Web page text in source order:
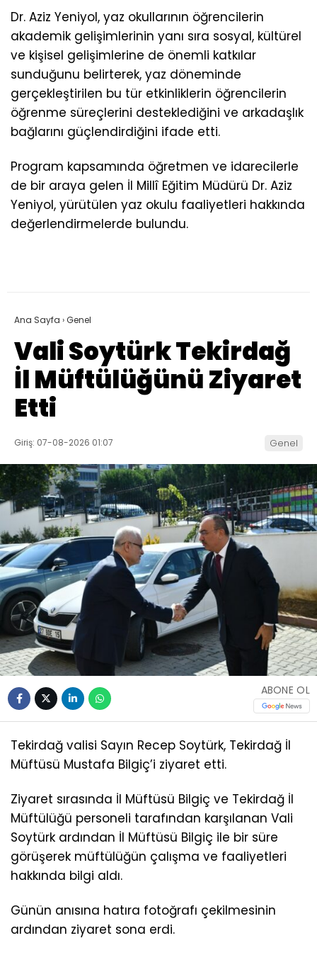
Dr. Aziz Yeniyol, yaz okullarının öğrencilerin
akademik gelişimlerinin yanı sıra sosyal, kültürel
ve kişisel gelişimlerine de önemli katkılar
sunduğunu belirterek, yaz döneminde
gerçekleştirilen bu tür etkinliklerin öğrencilerin
öğrenme süreçlerini desteklediğini ve arkadaşlık
bağlarını güçlendirdiğini ifade etti.
Program kapsamında öğretmen ve idarecilerle
de bir araya gelen İl Millî Eğitim Müdürü Dr. Aziz
Yeniyol, yürütülen yaz okulu faaliyetleri hakkında
değerlendirmelerde bulundu.
Ana Sayfa ›Genel
Vali Soytürk Tekirdağ
İl Müftülüğünü Ziyaret
Etti
Giriş: 07-08-2026 01:07 Genel
ABONE OL
Tekirdağ valisi Sayın Recep Soytürk, Tekirdağ İl
Müftüsü Mustafa Bilgiç’i ziyaret etti.
Ziyaret sırasında İl Müftüsü Bilgiç ve Tekirdağ İl
Müftülüğü personeli tarafından karşılanan Vali
Soytürk ardından İl Müftüsü Bilgiç ile bir süre
görüşerek müftülüğün çalışma ve faaliyetleri
hakkında bilgi aldı.
Günün anısına hatıra fotoğrafı çekilmesinin
ardından ziyaret sona erdi.